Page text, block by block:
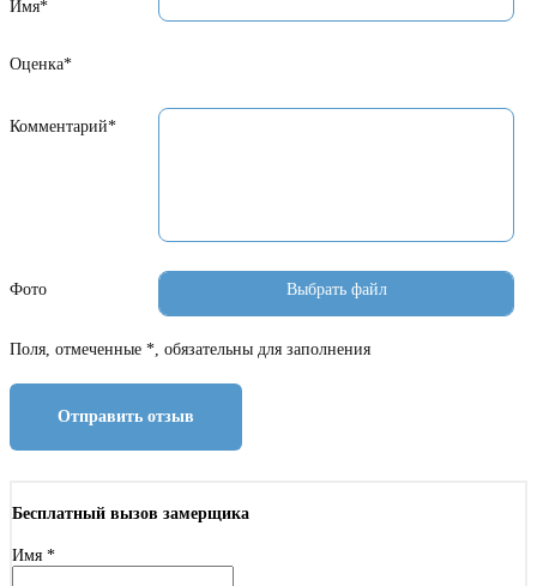
Имя*
Оценка*
Комментарий*
Фото
Поля, отмеченные *, обязательны для заполнения
Отправить отзыв
Бесплатный вызов замерщика
Имя *